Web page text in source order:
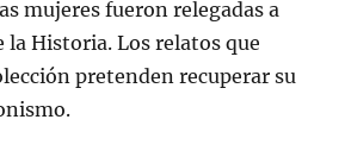
mujeres fueron relegadas a
la Historia. Los relatos que
pretenden recuperar su